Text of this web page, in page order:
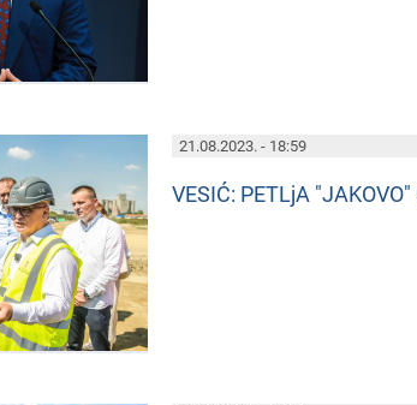
21.08.2023. - 18:59
VESIĆ: PETLjA